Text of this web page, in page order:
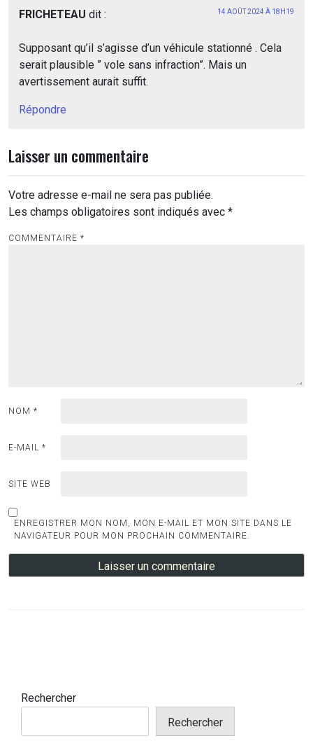
FRICHETEAU dit : 14 AOÛT 2024 À 18H19
Supposant qu’il s’agisse d’un véhicule stationné . Cela
serait plausible ” vole sans infraction”. Mais un
avertissement aurait suffit.
Répondre
Laisser un commentaire
Votre adresse e-mail ne sera pas publiée.
Les champs obligatoires sont indiqués avec *
COMMENTAIRE *
NOM *
E-MAIL *
SITE WEB
ENREGISTRER MON NOM, MON E-MAIL ET MON SITE DANS LE
NAVIGATEUR POUR MON PROCHAIN COMMENTAIRE.
Rechercher
Rechercher